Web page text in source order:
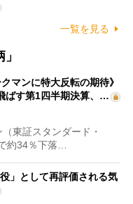
一覧を見る
マンに特大反転の期待》
ばす第1四半期決算、…
東証スタンダード・
約34％下落…
」として再評価される気